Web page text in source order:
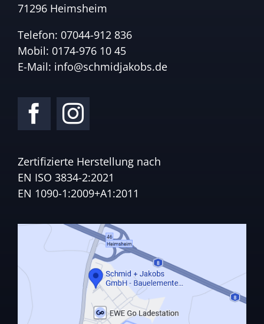
71296 Heimsheim
Telefon: 07044-912 836
Mobil: 0174-976 10 45
E-Mail: info@schmidjakobs.de
Zertifizierte Herstellung nach
EN ISO 3834-2:2021
EN 1090-1:2009+A1:2011